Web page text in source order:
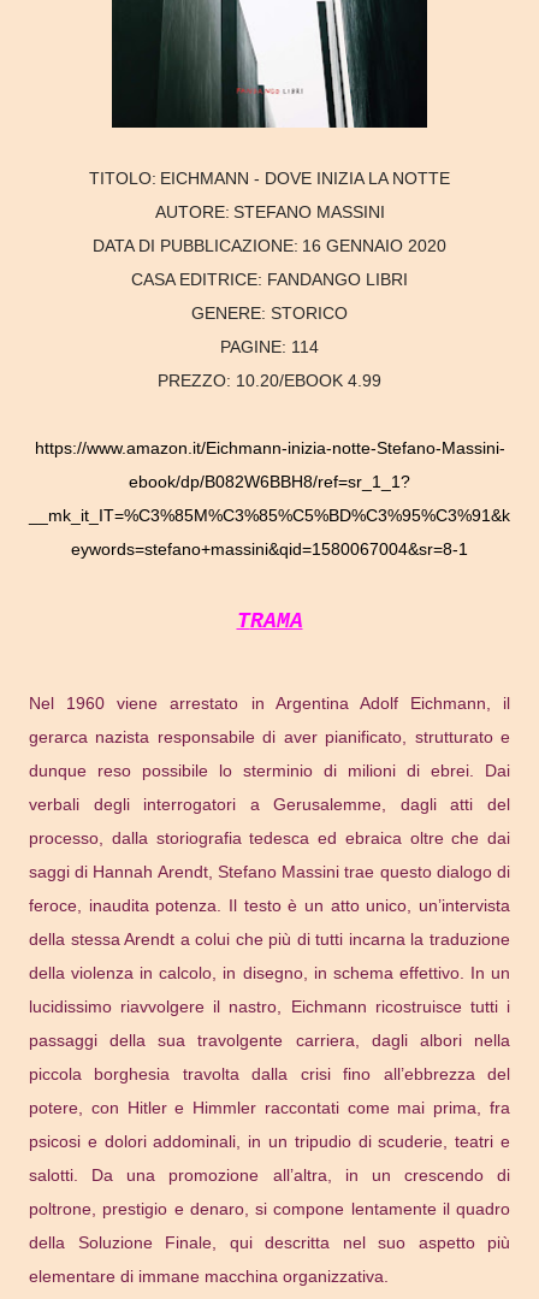
TITOLO: EICHMANN - DOVE INIZIA LA NOTTE
AUTORE: STEFANO MASSINI
DATA DI PUBBLICAZIONE: 16 GENNAIO 2020
CASA EDITRICE: FANDANGO LIBRI
GENERE: STORICO
PAGINE: 114
PREZZO: 10.20/EBOOK 4.99
https://www.amazon.it/Eichmann-inizia-notte-Stefano-Massini-
ebook/dp/B082W6BBH8/ref=sr_1_1?
__mk_it_IT=%C3%85M%C3%85%C5%BD%C3%95%C3%91&k
eywords=stefano+massini&qid=1580067004&sr=8-1
TRAMA
Nel 1960 viene arrestato in Argentina Adolf Eichmann, il
gerarca nazista responsabile di aver pianificato, strutturato e
dunque reso possibile lo sterminio di milioni di ebrei. Dai
verbali degli interrogatori a Gerusalemme, dagli atti del
processo, dalla storiografia tedesca ed ebraica oltre che dai
saggi di Hannah Arendt, Stefano Massini trae questo dialogo di
feroce, inaudita potenza. Il testo è un atto unico, un’intervista
della stessa Arendt a colui che più di tutti incarna la traduzione
della violenza in calcolo, in disegno, in schema effettivo. In un
lucidissimo riavvolgere il nastro, Eichmann ricostruisce tutti i
passaggi della sua travolgente carriera, dagli albori nella
piccola borghesia travolta dalla crisi fino all’ebbrezza del
potere, con Hitler e Himmler raccontati come mai prima, fra
psicosi e dolori addominali, in un tripudio di scuderie, teatri e
salotti. Da una promozione all’altra, in un crescendo di
poltrone, prestigio e denaro, si compone lentamente il quadro
della Soluzione Finale, qui descritta nel suo aspetto più
elementare di immane macchina organizzativa.